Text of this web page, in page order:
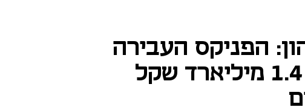
הפניקס העבירה
נכסים בשווי 1.4 מיליארד שקל